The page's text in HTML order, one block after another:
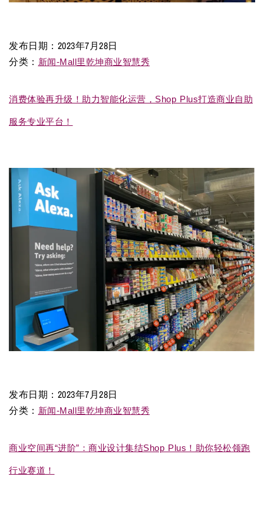
发布日期： 2023年7月28日
分类： 新闻-Mall里乾坤商业智慧秀
消费体验再升级！助力智能化运营，Shop Plus打造商业自助
服务专业平台！
发布日期： 2023年7月28日
分类： 新闻-Mall里乾坤商业智慧秀
商业空间再“进阶”：商业设计集结Shop Plus！助你轻松领跑
行业赛道！